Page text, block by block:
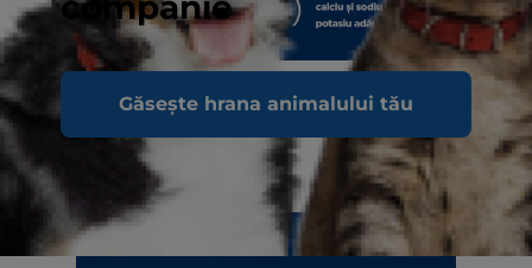
Găsește hrana animalului tău